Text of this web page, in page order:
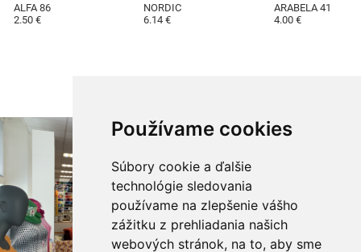
Používame cookies
Súbory cookie a ďalšie
technológie sledovania
používame na zlepšenie vášho
zážitku z prehliadania našich
webových stránok, na to, aby sme
ALFA 86
2.50 €
NORDIC
6.14 €
ARABELA 41
4.00 €